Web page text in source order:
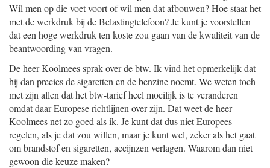
Wil men op die voet voort of wil men dat afbouwen? Hoe staat het
met de werkdruk bij de Belastingtelefoon? Je kunt je voorstellen
dat een hoge werkdruk ten koste zou gaan van de kwaliteit van de
beantwoording van vragen.
De heer Koolmees sprak over de btw. Ik vind het opmerkelijk dat
hij dan precies de sigaretten en de benzine noemt. We weten toch
met zijn allen dat het btw-tarief heel moeilijk is te veranderen
omdat daar Europese richtlijnen over zijn. Dat weet de heer
Koolmees net zo goed als ik. Je kunt dat dus niet Europees
regelen, als je dat zou willen, maar je kunt wel, zeker als het gaat
om brandstof en sigaretten, accijnzen verlagen. Waarom dan niet
gewoon die keuze maken?